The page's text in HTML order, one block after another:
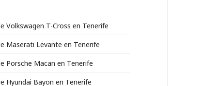
Volkswagen T-Cross en Tenerife
Maserati Levante en Tenerife
Porsche Macan en Tenerife
Hyundai Bayon en Tenerife